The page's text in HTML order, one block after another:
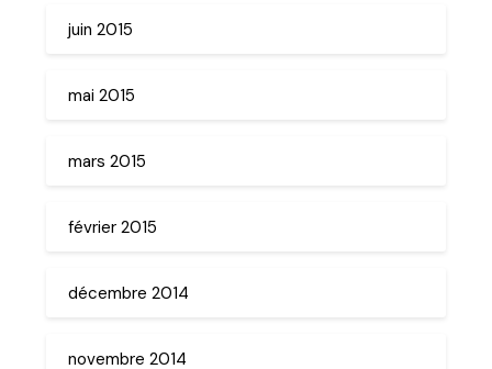
juin 2015
mai 2015
mars 2015
février 2015
décembre 2014
novembre 2014